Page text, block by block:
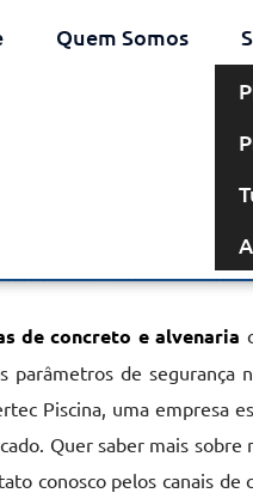
Quem Somos
em
de concreto e alvenaria
de segurança
Piscina, uma empresa
Quer saber mais sobre
conosco pelos canais de